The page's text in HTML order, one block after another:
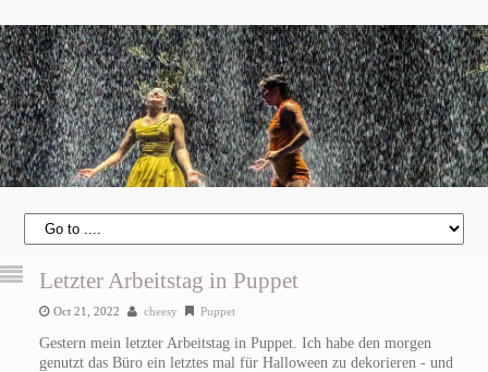
Letzter Arbeitstag in Puppet
Oct 21, 2022 cheesy Puppet
Gestern mein letzter Arbeitstag in Puppet. Ich habe den morgen
genutzt das Büro ein letztes mal für Halloween zu dekorieren - und